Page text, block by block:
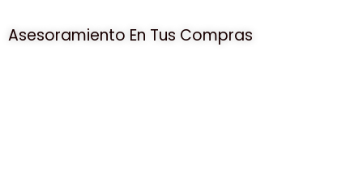
Asesoramiento En Tus Compras